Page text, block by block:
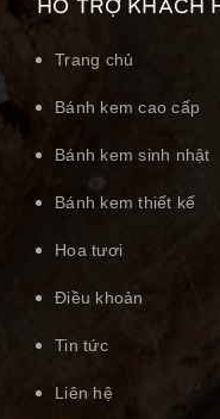
Trang chủ
Bánh kem cao cấp
Bánh kem sinh nhật
Bánh kem thiết kế
Hoa tươi
Điều khoản
Tin tức
Liên hệ